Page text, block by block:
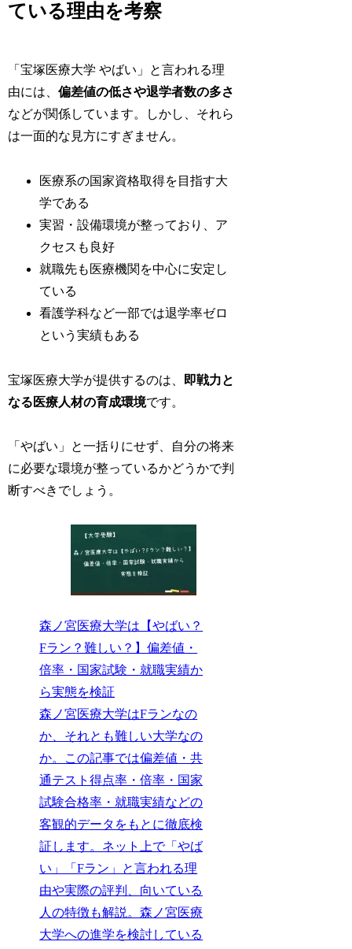
ている理由を考察
「宝塚医療大学 やばい」と言われる理
由には、偏差値の低さや退学者数の多さ
などが関係しています。しかし、それら
は一面的な見方にすぎません。
医療系の国家資格取得を目指す大
学である
実習・設備環境が整っており、ア
クセスも良好
就職先も医療機関を中心に安定し
ている
看護学科など一部では退学率ゼロ
という実績もある
宝塚医療大学が提供するのは、
即戦力と
なる医療人材の育成環境です。
「やばい」と一括りにせず、自分の将来
に必要な環境が整っているかどうかで判
断すべきでしょう。
森ノ宮医療大学は【やばい？
Fラン？難しい？】偏差値・
倍率・国家試験・就職実績か
ら実態を検証
森ノ宮医療大学はFランなの
か、それとも難しい大学なの
か。この記事では偏差値・共
通テスト得点率・倍率・国家
試験合格率・就職実績などの
客観的データをもとに徹底検
証します。ネット上で「やば
い」「Fラン」と言われる理
由や実際の評判、向いている
人の特徴も解説。森ノ宮医療
大学への進学を検討している